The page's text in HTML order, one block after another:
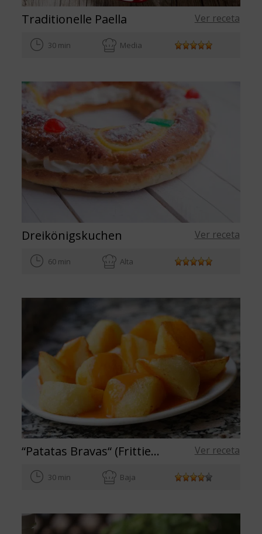
Traditionelle Paella Ver receta
30 min Media
Dreikönigskuchen Ver receta
60 min Alta
“Patatas Bravas“ (Frittierte Kartoffeln mit scharfer Soße) Ver receta
30 min Baja